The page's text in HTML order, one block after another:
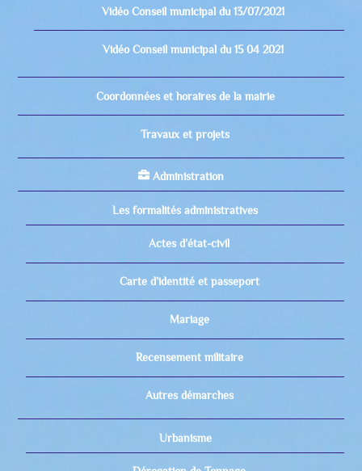
Vidéo Conseil municipal du 13/07/2021
Vidéo Conseil municipal du 15 04 2021
Coordonnées et horaires de la mairie
Travaux et projets
Administration
Les formalités administratives
Actes d’état-civil
Carte d’identité et passeport
Mariage
Recensement militaire
Autres démarches
Urbanisme